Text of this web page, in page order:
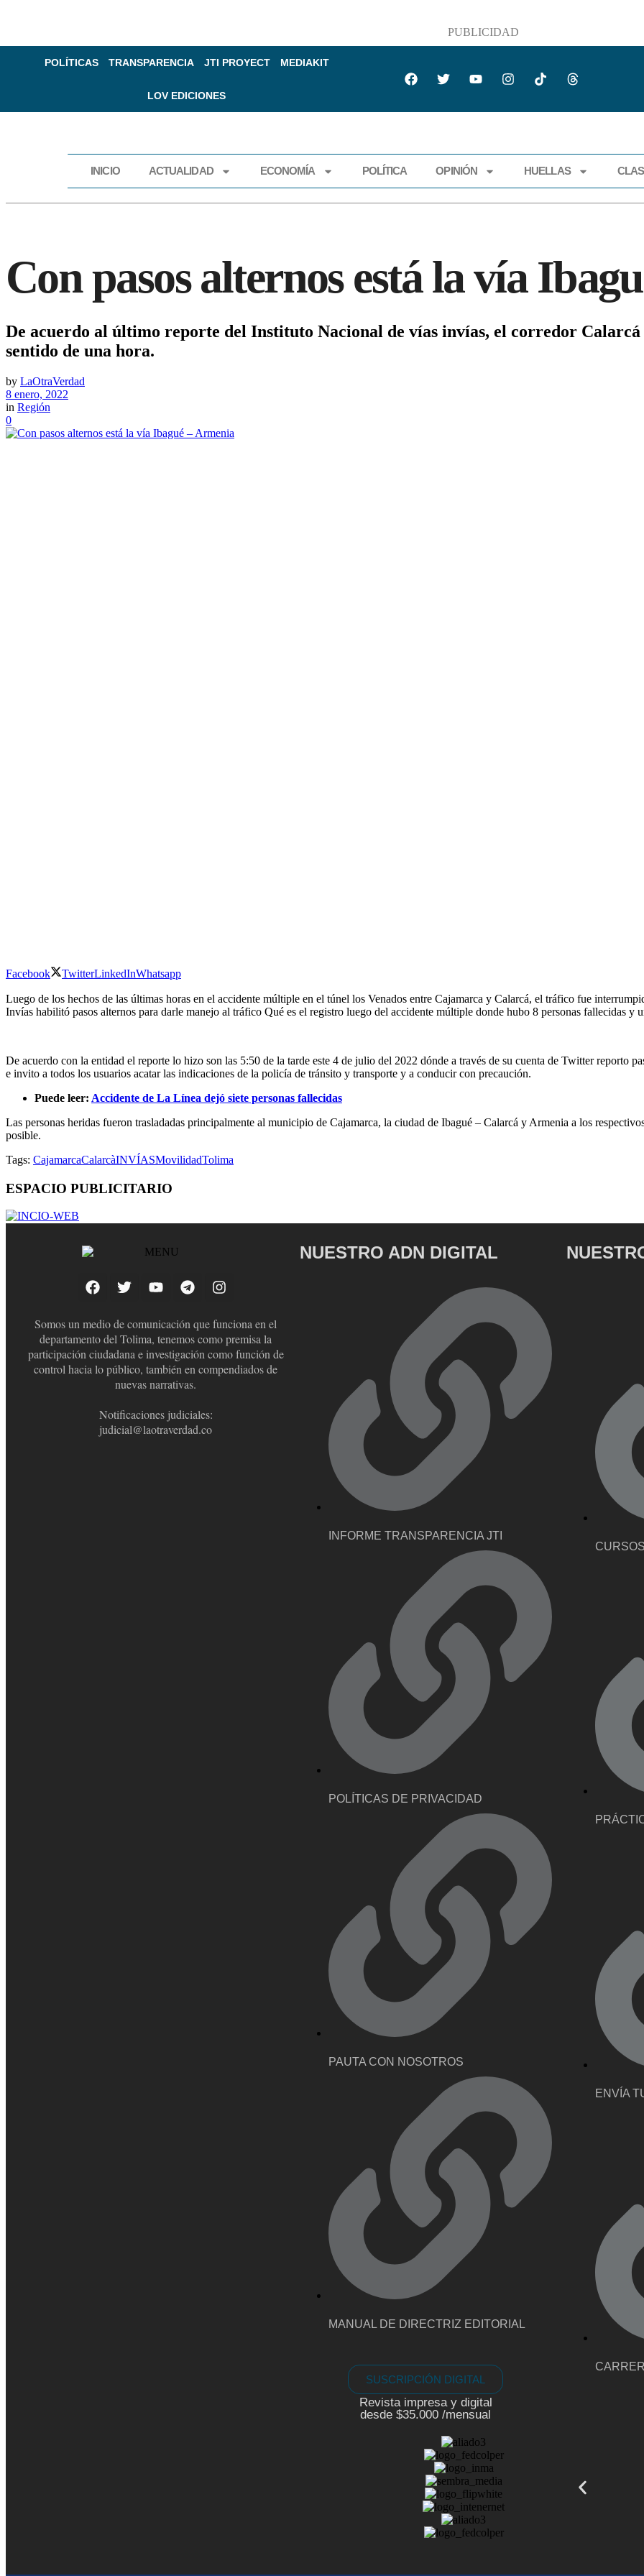
PUBLICIDAD
POLÍTICAS TRANSPARENCIA JTI PROYECT MEDIAKIT
LOV EDICIONES
INICIO ACTUALIDAD ECONOMÍA POLÍTICA OPINIÓN HUELLAS
Con pasos alternos está la vía
De acuerdo al último reporte del Instituto Nacional de vías invías, el corredor
sentido de una hora.
by LaOtraVerdad
8 enero, 2022
in Región
0
Facebook TwitterLinkedInWhatsapp
Luego de los hechos de las últimas horas en el accidente múltiple en el túnel los Venados entre Cajamarca y Calarcá, el tráfico fue
Invías habilitó pasos alternos para darle manejo al tráfico Qué es el registro luego del accidente múltiple donde hubo 8 personas fallecidas y
De acuerdo con la entidad el reporte lo hizo son las 5:50 de la tarde este 4 de julio del 2022 dónde a través de su cuenta de Twitter reporto
e invito a todos los usuarios acatar las indicaciones de la policía de tránsito y transporte y a conducir con precaución.
Puede leer: Accidente de La Línea dejó siete personas fallecidas
Las personas heridas fueron trasladadas principalmente al municipio de Cajamarca, la ciudad de Ibagué – Calarcá y Armenia a los
posible.
Tags: CajamarcaCalarcàINVÍASMovilidadTolima
ESPACIO PUBLICITARIO
Somos un medio de comunicación que funciona en el
departamento del Tolima, tenemos como premisa la
participación ciudadana e investigación como función de
control hacia lo público, también en compendiados de
nuevas narrativas.
Notificaciones judiciales:
judicial@laotraverdad.co
NUESTRO ADN DIGITAL
INFORME TRANSPARENCIA JTI
POLÍTICAS DE PRIVACIDAD
PAUTA CON NOSOTROS
MANUAL DE DIRECTRIZ EDITORIAL
SUSCRIPCIÓN DIGITAL
Revista impresa y digital
desde $35.000 /mensual
ENVÍA